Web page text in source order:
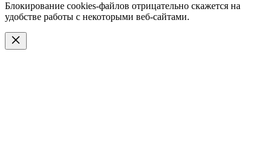
Блокирование cookies-файлов отрицательно скажется на
удобстве работы с некоторыми веб-сайтами.